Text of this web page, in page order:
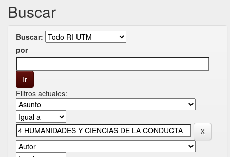
Buscar
Buscar:
por
Filtros actuales: